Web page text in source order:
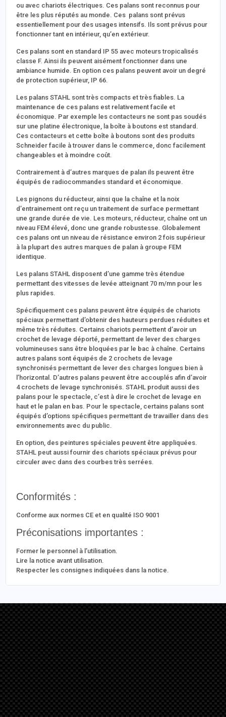
ou avec chariots électriques. Ces palans sont reconnus pour
être les plus réputés au monde. Ces palans sont prévus
essentiellement pour des usages intensifs. Ils sont prévus pour
fonctionner tant en intérieur, qu’en extérieur.
Ces palans sont en standard IP 55 avec moteurs tropicalisés
classe F. Ainsi ils peuvent aisément fonctionner dans une
ambiance humide. En option ces palans peuvent avoir un degré
de protection supérieur, IP 66.
Les palans STAHL sont très compacts et très fiables. La
maintenance de ces palans est relativement facile et
économique. Par exemple les contacteurs ne sont pas soudés
sur une platine électronique, la boîte à boutons est standard.
Ces contacteurs et cette boîte à boutons sont des produits
Schneider facile à trouver dans le commerce, donc facilement
changeables et à moindre coût.
Contrairement à d’autres marques de palan ils peuvent être
équipés de radiocommandes standard et économique.
Les pignons du réducteur, ainsi que la chaîne et la noix
d’entrainement ont reçu un traitement de surface permettant
une grande durée de vie. Les moteurs, réducteur, chaîne ont un
niveau FEM élevé, donc une grande robustesse. Globalement
ces palans ont un niveau de résistance environ 2 fois supérieur
à la plupart des autres marques de palan à groupe FEM
identique.
Les palans STAHL disposent d’une gamme très étendue
permettant des vitesses de levée atteignant 70 m/mn pour les
plus rapides.
Spécifiquement ces palans peuvent être équipés de chariots
spéciaux permettant d’obtenir des hauteurs perdues réduites et
même très réduites. Certains chariots permettent d’avoir un
crochet de levage déporté, permettant de lever des charges
volumineuses sans être bloquées par le bac à chaîne. Certains
autres palans sont équipés de 2 crochets de levage
synchronisés permettant de lever des charges longues bien à
l’horizontal. D’autres palans peuvent être accouplés afin d’avoir
4 crochets de levage synchronisés. STAHL produit aussi des
palans pour le spectacle, c’est à dire le crochet de levage en
haut et le palan en bas. Pour le spectacle, certains palans sont
équipés d’options spécifiques permettant de travailler dans des
environnements avec du public.
En option, des peintures spéciales peuvent être appliquées.
STAHL peut aussi fournir des chariots spéciaux prévus pour
circuler avec dans des courbes très serrées.
Conformités :
Conforme aux normes CE et en qualité ISO 9001
Préconisations importantes :
Former le personnel à l’utilisation.
Lire la notice avant utilisation.
Respecter les consignes indiquées dans la notice.